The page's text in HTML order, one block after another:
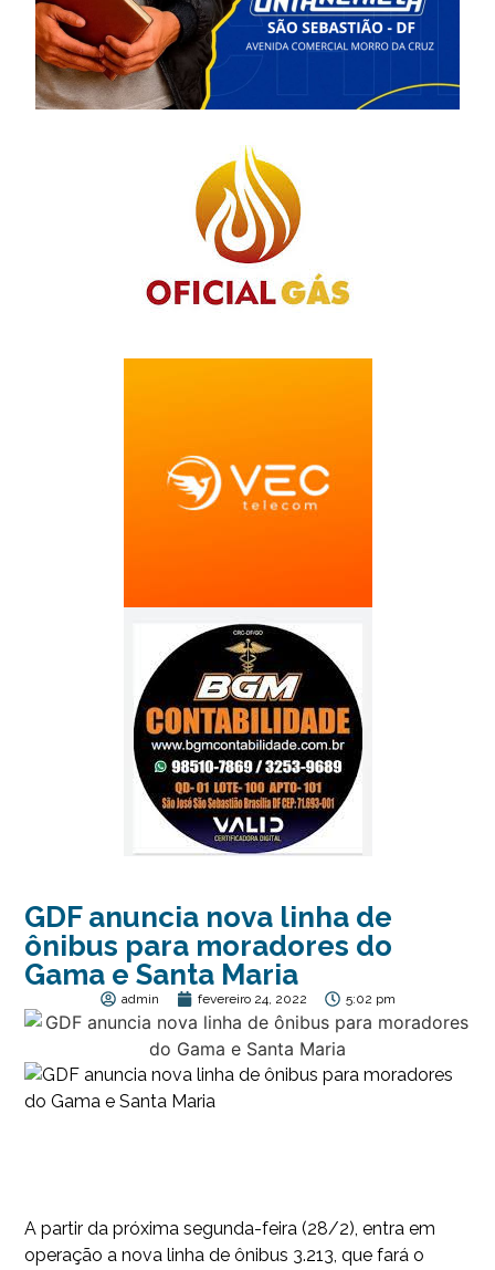
GDF anuncia nova linha de
ônibus para moradores do
Gama e Santa Maria
admin fevereiro 24, 2022 5:02 pm
A partir da próxima segunda-feira (28/2), entra em
operação a nova linha de ônibus 3.213, que fará o